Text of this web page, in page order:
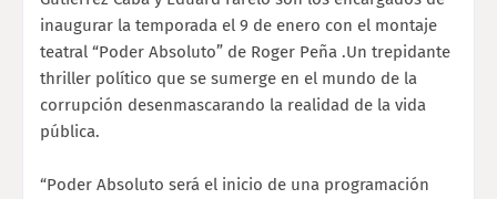
inaugurar la temporada el 9 de enero con el montaje
teatral “Poder Absoluto” de Roger Peña .Un trepidante
thriller político que se sumerge en el mundo de la
corrupción desenmascarando la realidad de la vida
pública.
“Poder Absoluto será el inicio de una programación